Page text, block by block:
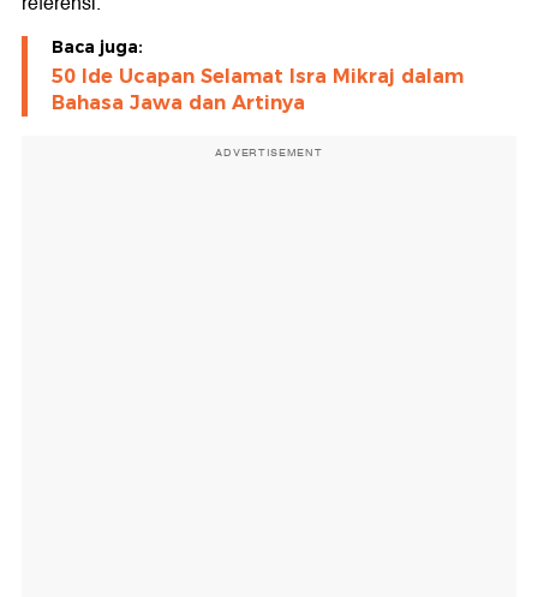
Baca juga:
50 Ide Ucapan Selamat Isra Mikraj dalam
Bahasa Jawa dan Artinya
ADVERTISEMENT